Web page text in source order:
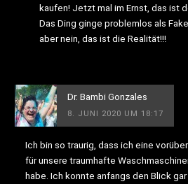
kaufen! Jetzt mal im Ernst, das ist
Das Ding ginge problemlos als
aber nein, das ist die Realität!!!
Dr. Bambi Gonzales
8. JUNI 2020 UM 18:17
Ich bin so traurig, dass ich eine
für unsere traumhafte
habe. Ich konnte anfangs den Blick